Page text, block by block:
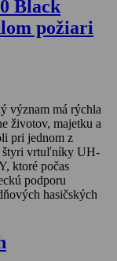
Black
požiari
význam má rýchla
životov, majetku a
pri jednom z
štyri vrtuľníky UH-
ktoré počas
podporu
hasičských